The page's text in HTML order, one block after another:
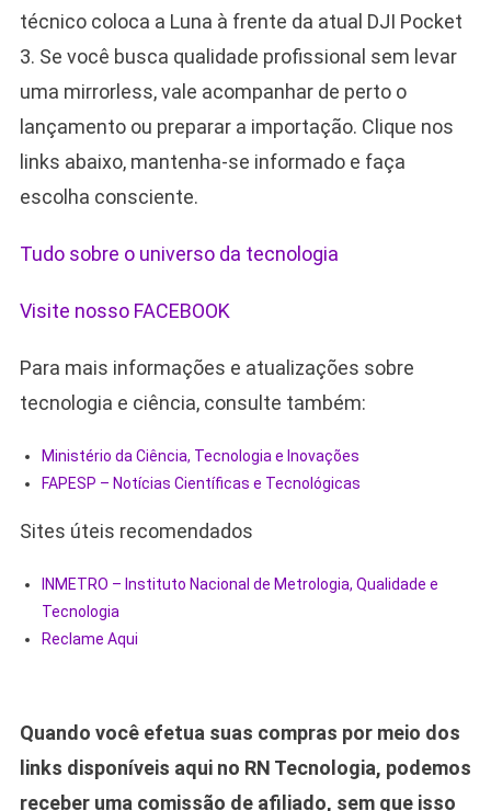
técnico coloca a Luna à frente da atual DJI Pocket
3. Se você busca qualidade profissional sem levar
uma mirrorless, vale acompanhar de perto o
lançamento ou preparar a importação. Clique nos
links abaixo, mantenha-se informado e faça
escolha consciente.
Tudo sobre o universo da tecnologia
Visite nosso FACEBOOK
Para mais informações e atualizações sobre
tecnologia e ciência, consulte também:
Ministério da Ciência, Tecnologia e Inovações
FAPESP – Notícias Científicas e Tecnológicas
Sites úteis recomendados
INMETRO – Instituto Nacional de Metrologia, Qualidade e
Tecnologia
Reclame Aqui
Quando você efetua suas compras por meio dos
links disponíveis aqui no RN Tecnologia, podemos
receber uma comissão de afiliado, sem que isso